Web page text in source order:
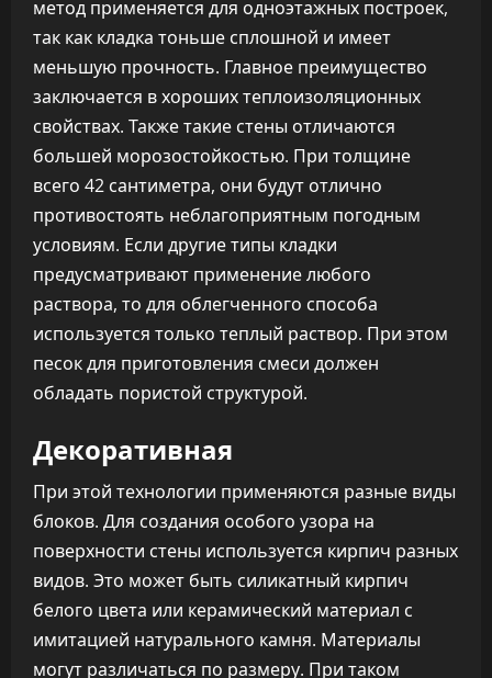
метод применяется для одноэтажных построек,
так как кладка тоньше сплошной и имеет
меньшую прочность. Главное преимущество
заключается в хороших теплоизоляционных
свойствах. Также такие стены отличаются
большей морозостойкостью. При толщине
всего 42 сантиметра, они будут отлично
противостоять неблагоприятным погодным
условиям. Если другие типы кладки
предусматривают применение любого
раствора, то для облегченного способа
используется только теплый раствор. При этом
песок для приготовления смеси должен
обладать пористой структурой.
Декоративная
При этой технологии применяются разные виды
блоков. Для создания особого узора на
поверхности стены используется кирпич разных
видов. Это может быть силикатный кирпич
белого цвета или керамический материал с
имитацией натурального камня. Материалы
могут различаться по размеру. При таком